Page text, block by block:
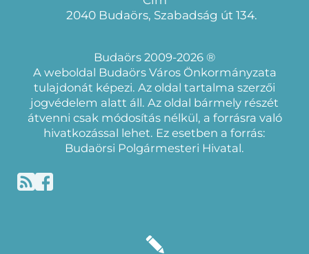
2040 Budaörs, Szabadság út 134.
Budaörs 2009-2026 ®
A weboldal Budaörs Város Önkormányzata
tulajdonát képezi. Az oldal tartalma szerzői
jogvédelem alatt áll. Az oldal bármely részét
átvenni csak módosítás nélkül, a forrásra való
hivatkozással lehet. Ez esetben a forrás:
Budaörsi Polgármesteri Hivatal.